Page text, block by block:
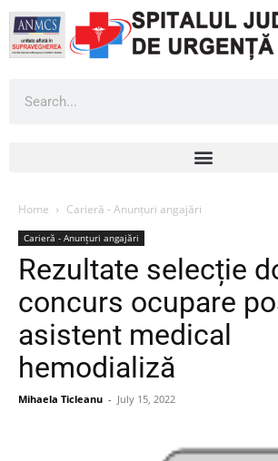
Home Carieră - Anunțuri angajări
Carieră - Anunțuri angajări
Rezultate selecție
concurs ocupare
asistent medical
hemodializă
Mihaela Ticleanu - July 15, 2022